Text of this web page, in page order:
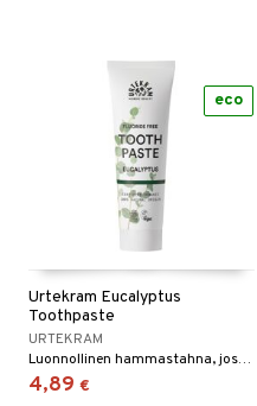
Urtekram Eucalyptus
Toothpaste
URTEKRAM
Luonnollinen hammastahna, jossa on terävä ja virkistävä maku Urtekramilta. Ei sisällä fluoria.
4,89 €
eco